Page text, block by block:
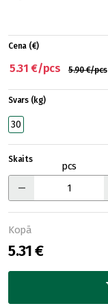
Cena (€)
5.90 €/pcs
5.31 €/pcs
Svars (kg)
30
Skaits
pcs
Kopā
5.31 €